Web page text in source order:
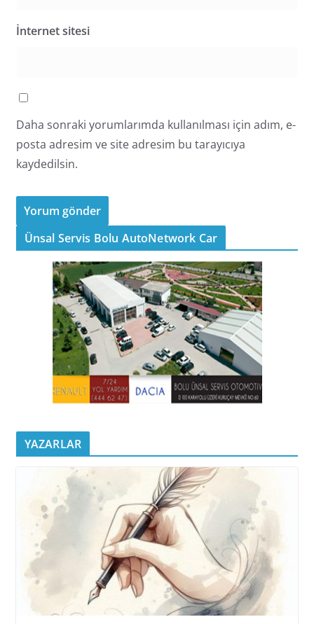
İnternet sitesi
Daha sonraki yorumlarımda kullanılması için adım, e-
posta adresim ve site adresim bu tarayıcıya
kaydedilsin.
Ünsal Servis Bolu AutoNetwork Car
YAZARLAR